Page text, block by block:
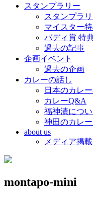
スタンプラリー
スタンプラ
マイスター
バディ賞 特
過去の記事
企画イベント
過去の企画
カレーの話し
日本のカレ
カレーQ&A
福神漬につ
神田のカレ
about us
メディア掲載
montapo-mini